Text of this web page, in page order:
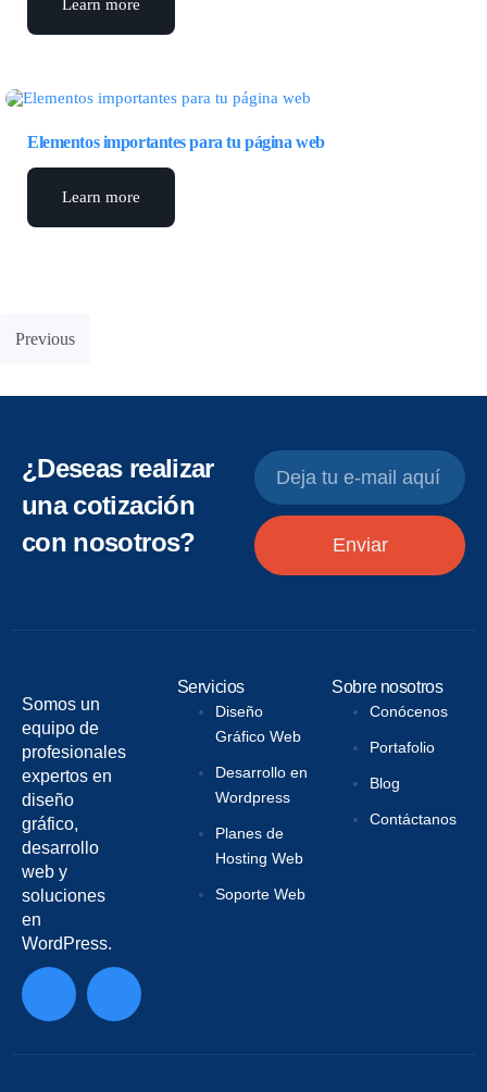
Learn more
Elementos importantes para tu página web
Learn more
Previous
¿Deseas realizar
una cotización
con nosotros?
Enviar
Somos un
equipo de
profesionales
expertos en
diseño
gráfico,
desarrollo
web y
soluciones
en
WordPress.
Servicios
Diseño
Gráfico Web
Desarrollo en
Wordpress
Planes de
Hosting Web
Soporte Web
Sobre nosotros
Conócenos
Portafolio
Blog
Contáctanos